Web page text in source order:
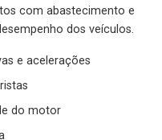
com abastecimento e
dos veículos.
e acelerações
do motor